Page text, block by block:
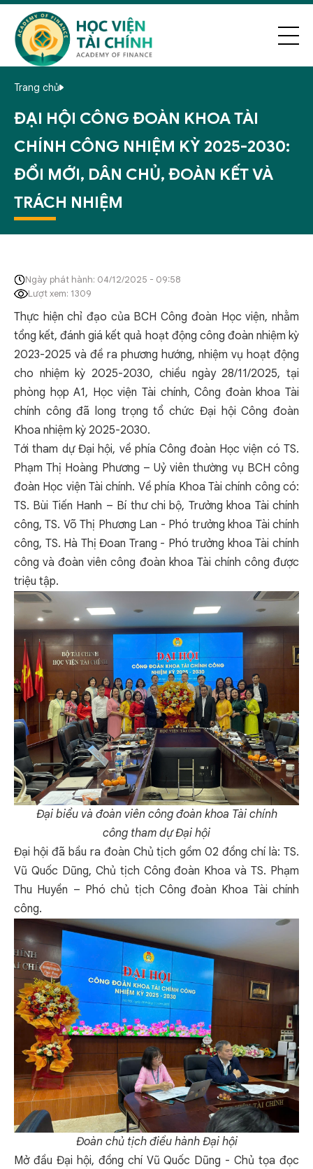
Trang chủ
ĐẠI HỘI CÔNG ĐOÀN KHOA TÀI
CHÍNH CÔNG NHIỆM KỲ 2025-2030:
ĐỔI MỚI, DÂN CHỦ, ĐOÀN KẾT VÀ
TRÁCH NHIỆM
Ngày phát hành: 04/12/2025 - 09:58
Lượt xem: 1309
Thực hiện chỉ đạo của BCH Công đoàn Học viện, nhằm
tổng kết, đánh giá kết quả hoạt động công đoàn nhiệm kỳ
2023-2025 và đề ra phương hướng, nhiệm vụ hoạt động
cho nhiệm kỳ 2025-2030, chiều ngày 28/11/2025, tại
phòng họp A1, Học viện Tài chính, Công đoàn khoa Tài
chính công đã long trọng tổ chức Đại hội Công đoàn
Khoa nhiệm kỳ 2025-2030.
Tới tham dự Đại hội, về phía Công đoàn Học viện có TS.
Phạm Thị Hoàng Phương – Uỷ viên thường vụ BCH công
đoàn Học viện Tài chính. Về phía Khoa Tài chính công có:
TS. Bùi Tiến Hanh – Bí thư chi bộ, Trưởng khoa Tài chính
công, TS. Võ Thị Phương Lan - Phó trưởng khoa Tài chính
công, TS. Hà Thị Đoan Trang - Phó trưởng khoa Tài chính
công và đoàn viên công đoàn khoa Tài chính công được
triệu tập.
Đại biểu và đoàn viên côngđoàn khoa Tài chính
công tham dự Đại hội
Đại hội đã bầu ra đoàn Chủ tịch gồm 02 đồng chí là: TS.
Vũ Quốc Dũng, Chủ tịch Công đoàn Khoa và TS. Phạm
Thu Huyền – Phó chủ tịch Công đoàn Khoa Tài chính
công.
Đoàn chủ tịch điều hành Đại hội
Mở đầu Đại hội, đồng chí Vũ Quốc Dũng - Chủ tọa đọc